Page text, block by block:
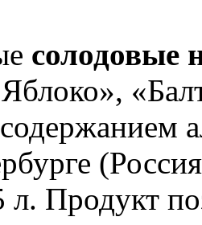
солодовые
л. Продукт